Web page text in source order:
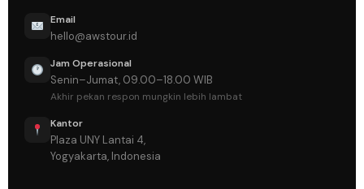
Email
hello@awstour.id
Jam Operasional
Senin–Jumat, 09.00–18.00 WIB
Akhir pekan respon mungkin lebih lambat
Kantor
Plaza UNY Lantai 4,
Yogyakarta, Indonesia